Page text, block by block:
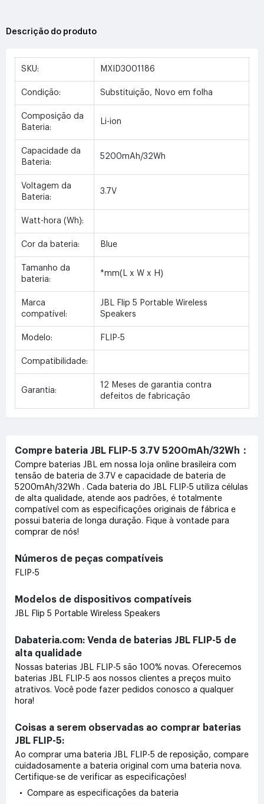
Descrição do produto
SKU: MXID3001186
Condição: Substituição, Novo em folha
Composição da
Bateria:
Li-ion
Capacidade da
Bateria:
5200mAh/32Wh
Voltagem da
Bateria:
3.7V
Watt-hora (Wh):
Cor da bateria: Blue
Tamanho da
bateria:
*mm(L x W x H)
Marca
compatível:
JBL Flip 5 Portable Wireless
Speakers
Modelo: FLIP-5
Compatibilidade:
Garantia:
12 Meses de garantia contra
defeitos de fabricação
Compre bateria JBL FLIP-5 3.7V 5200mAh/32Wh：
Compre baterias JBL em nossa loja online brasileira com
tensão de bateria de 3.7V e capacidade de bateria de
5200mAh/32Wh . Cada bateria do JBL FLIP-5 utiliza células
de alta qualidade, atende aos padrões, é totalmente
compatível com as especificações originais de fábrica e
possui bateria de longa duração. Fique à vontade para
comprar de nós!
Números de peças compatíveis
FLIP-5
Modelos de dispositivos compatíveis
JBL Flip 5 Portable Wireless Speakers
Dabateria.com: Venda de baterias JBL FLIP-5 de
alta qualidade
Nossas baterias JBL FLIP-5 são 100% novas. Oferecemos
baterias JBL FLIP-5 aos nossos clientes a preços muito
atrativos. Você pode fazer pedidos conosco a qualquer
hora!
Coisas a serem observadas ao comprar baterias
JBL FLIP-5:
Ao comprar uma bateria JBL FLIP-5 de reposição, compare
cuidadosamente a bateria original com uma bateria nova.
Certifique-se de verificar as especificações!
• Compare as especificações da bateria